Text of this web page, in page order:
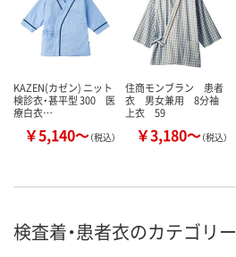
カゴへ
KAZEN(カゼン) ニット
検診衣・甚平型 300 医
療白衣…
￥5,140～（税込）
住商モンブラン 患者
衣 男女兼用 8分袖
上衣 59
￥3,180～（税込）
検査着・患者衣のカテゴリー